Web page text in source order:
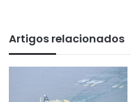
Bolsa Família.
O programa é dividido em
Para áreas urbanas
Artigos relacionados